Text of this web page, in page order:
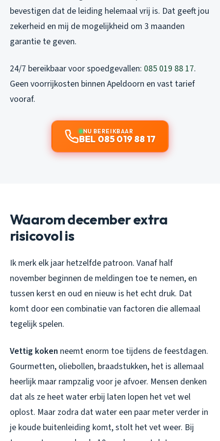
bevestigen dat de leiding helemaal vrij is. Dat geeft jou
zekerheid en mij de mogelijkheid om 3 maanden
garantie te geven.
24/7 bereikbaar voor spoedgevallen: 085 019 88 17.
Geen voorrijkosten binnen Apeldoorn en vast tarief
vooraf.
NU BEREIKBAAR
BEL 085 019 88 17
Waarom december extra
risicovol is
Ik merk elk jaar hetzelfde patroon. Vanaf half
november beginnen de meldingen toe te nemen, en
tussen kerst en oud en nieuw is het echt druk. Dat
komt door een combinatie van factoren die allemaal
tegelijk spelen.
Vettig koken neemt enorm toe tijdens de feestdagen.
Gourmetten, oliebollen, braadstukken, het is allemaal
heerlijk maar rampzalig voor je afvoer. Mensen denken
dat als ze heet water erbij laten lopen het vet wel
oplost. Maar zodra dat water een paar meter verder in
je koude buitenleiding komt, stolt het vet weer. Bij